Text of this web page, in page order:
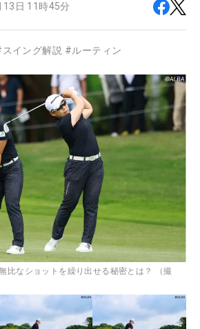
日 11時45分
スイング解説 #ルーティン
比なショットを繰り出せる秘密とは？ （撮